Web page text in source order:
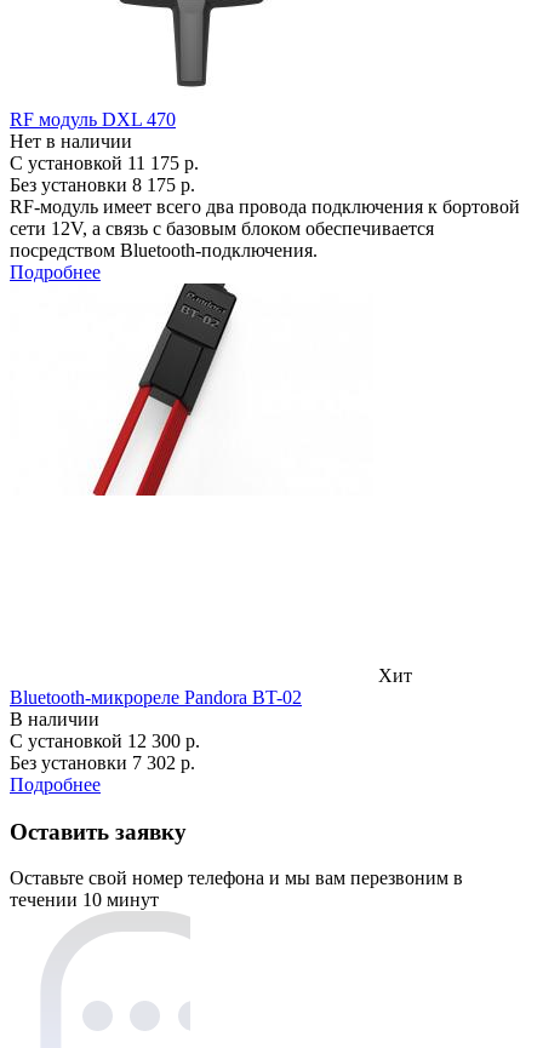
RF модуль DXL 470
Нет в наличии
С установкой 11 175 р.
Без установки 8 175 р.
RF-модуль имеет всего два провода подключения к бортовой
сети 12V, а связь с базовым блоком обеспечивается
посредством Bluetooth-подключения.
Подробнее
Хит
Bluetooth-микрореле Pandora BT-02
В наличии
С установкой 12 300 р.
Без установки 7 302 р.
Подробнее
Оставить заявку
Оставьте свой номер телефона и мы вам перезвоним в
течении 10 минут